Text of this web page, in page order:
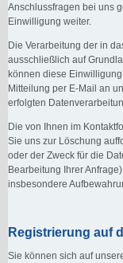
Anschlussfragen bei uns
Einwilligung weiter.
Die Verarbeitung der in
ausschließlich auf
können diese
Mitteilung per E-Mail an
erfolgten
Die von Ihnen im
Sie uns zur Löschung
oder der Zweck für die
Bearbeitung Ihrer
insbesondere
Registrierung auf
Sie können sich auf